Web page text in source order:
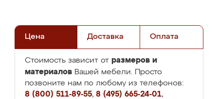
Цена Доставка Оплата
Стоимость зависит от размеров и
материалов Вашей мебели. Просто
позвоните нам по любому из телефонов:
8 (800) 511-89-55, 8 (495) 665-24-01,